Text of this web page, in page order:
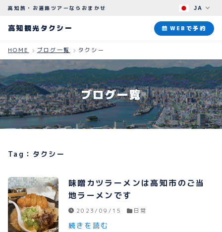
高知観光タクシー
ABOUT
観光タクシーについて
PLAN
観光プラン
ブログ
よくある質問
JA
高知旅・お遍路ツアーならおまかせ
高知観光タクシー WEBで予約
HOME ブログ一覧 タクシー
ブログ一覧
Tag：タクシー
味噌カツラーメンは高知市のご当
地ラーメンです
2023/09/15 日常
続きを読む